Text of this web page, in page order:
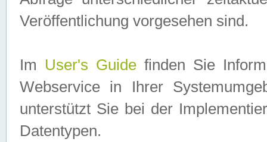
Veröffentlichung vorgesehen sind.
Im User's Guidefinden Sie
Webservice in Ihrer
unterstützt Sie bei der
Datentypen.